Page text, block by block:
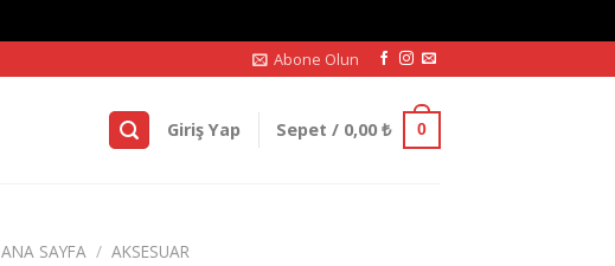
Abone Olun
Giriş Yap Sepet / 0,00₺ 0
ANA SAYFA / AKSESUAR